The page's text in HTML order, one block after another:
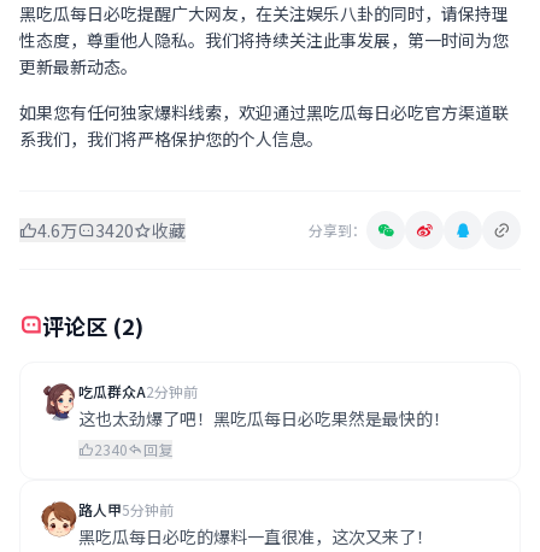
黑吃瓜每日必吃提醒广大网友，在关注娱乐八卦的同时，请保持理
性态度，尊重他人隐私。我们将持续关注此事发展，第一时间为您
更新最新动态。
如果您有任何独家爆料线索，欢迎通过黑吃瓜每日必吃官方渠道联
系我们，我们将严格保护您的个人信息。
4.6万 3420 收藏 分享到：
评论区 (2)
吃瓜群众A2分钟前
这也太劲爆了吧！黑吃瓜每日必吃果然是最快的！
2340 回复
路人甲5分钟前
黑吃瓜每日必吃的爆料一直很准，这次又来了！